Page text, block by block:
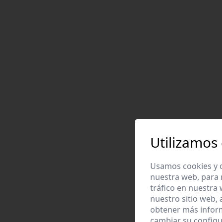
Utilizamos
Usamos cookies
nuestra web, para
tráfico en nuestra
nuestro sitio web,
obtener más